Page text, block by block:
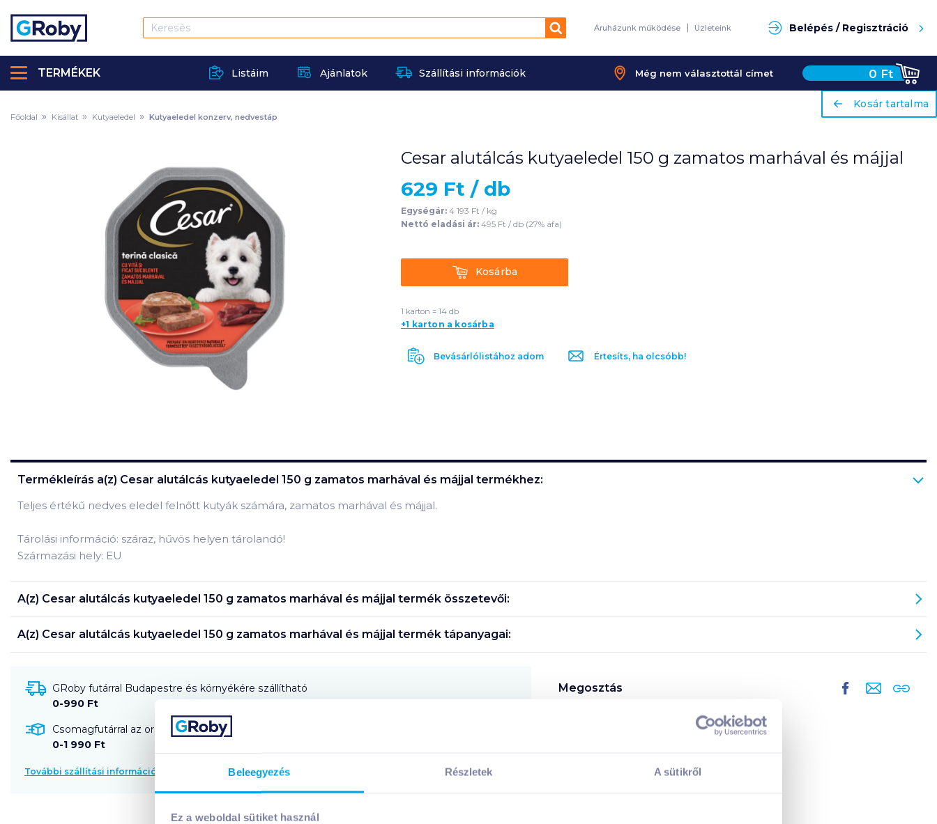
Beleegyezés Részletek A sütikről
Ez a weboldal sütiket használ
Keresés Áruházunk működése Üzleteink Belépés / Regisztráció
Listáim Ajánlatok Szállítási információk Még nem választottál címet 0 Ft
TERMÉKEK
ariaLabel
Kosár tartalma
Főoldal Kisállat Kutyaeledel Kutyaeledel konzerv, nedvestáp
Cesar alutálcás kutyaeledel 150 g zamatos marhával és májjal
629 Ft / db
Egységár: 4 193 Ft / kg
Nettó eladási ár: 495 Ft / db (27% áfa)
KosárbaKosárba
1 karton = 14 db
+1 karton a kosárba
Bevásárlólistához adom Értesíts, ha olcsóbb!
Termékleírás a(z) Cesar alutálcás kutyaeledel 150 g zamatos marhával és májjal termékhez:
Teljes értékű nedves eledel felnőtt kutyák számára, zamatos marhával és májjal.
Tárolási információ: száraz, hűvös helyen tárolandó!
Származási hely: EU
A(z) Cesar alutálcás kutyaeledel 150 g zamatos marhával és májjal termék összetevői:
A(z) Cesar alutálcás kutyaeledel 150 g zamatos marhával és májjal termék tápanyagai:
GRoby futárral Budapestre és környékére szállítható
0-990 Ft
Csomagfutárral az ország egész területére szállítható!
0-1 990 Ft
További szállítási információk
Megosztás